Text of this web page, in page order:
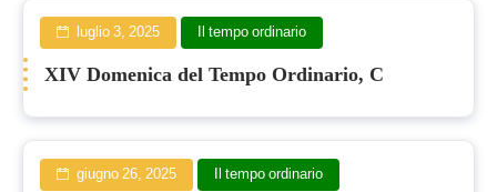
luglio 3, 2025 Il tempo ordinario
XIV Domenica del Tempo Ordinario, C
giugno 26, 2025 Il tempo ordinario